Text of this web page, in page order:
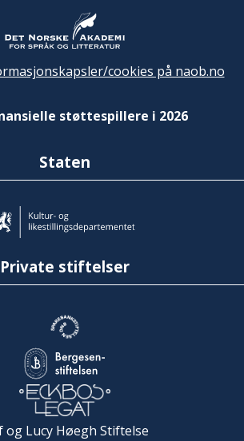
cookies på naob.no
støttespillere i 2026
Staten
Private stiftelser
og Lucy Høegh Stiftelse